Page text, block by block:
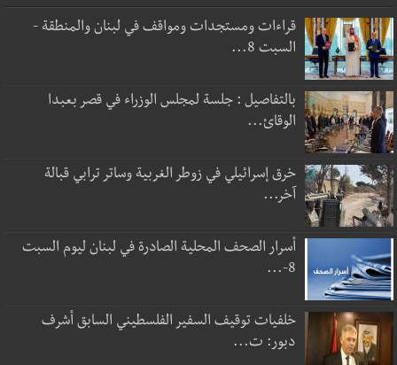
قراءات ومستجدات ومواقف في لبنان والمنطقة -
السبت 8...
بالتفاصيل : جلسة لمجلس الوزراء في قصر بعبدا
الوقائ...
خرق إسرائيلي في زوطر الغربية وساتر ترابي قبالة
آخر...
أسرار الصحف المحلية الصادرة في لبنان ليوم السبت
8-...
خلفيات توقيف السفير الفلسطيني السابق أشرف
دبور: ت...